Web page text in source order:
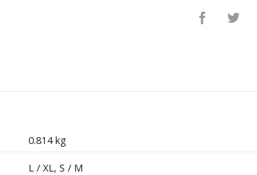
0.814 kg
L / XL ,S / M